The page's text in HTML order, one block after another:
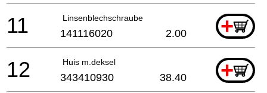
Linsenblechschraube +
11 141116020 2.00
Huis m.deksel +
12 343410930 38.40